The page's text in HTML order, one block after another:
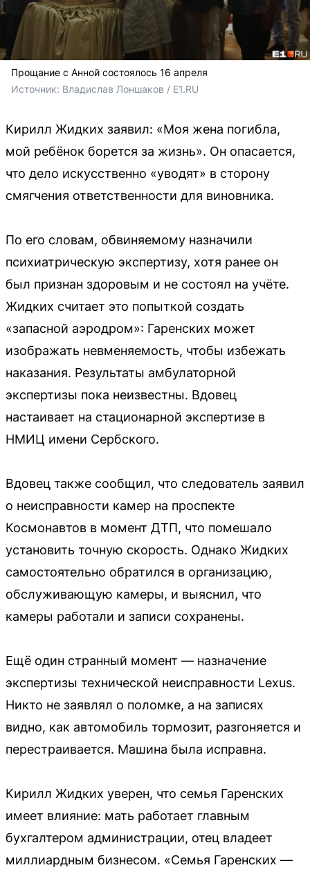
Прощание с Анной состоялось 16 апреля
Источник: Владислав Лоншаков / E1.RU
Кирилл Жидких заявил: «Моя жена погибла,
мой ребёнок борется за жизнь». Он опасается,
что дело искусственно «уводят» в сторону
смягчения ответственности для виновника.
По его словам, обвиняемому назначили
психиатрическую экспертизу, хотя ранее он
был признан здоровым и не состоял на учёте.
Жидких считает это попыткой создать
«запасной аэродром»: Гаренских может
изображать невменяемость, чтобы избежать
наказания. Результаты амбулаторной
экспертизы пока неизвестны. Вдовец
настаивает на стационарной экспертизе в
НМИЦ имени Сербского.
Вдовец также сообщил, что следователь заявил
о неисправности камер на проспекте
Космонавтов в момент ДТП, что помешало
установить точную скорость. Однако Жидких
самостоятельно обратился в организацию,
обслуживающую камеры, и выяснил, что
камеры работали и записи сохранены.
Ещё один странный момент — назначение
экспертизы технической неисправности Lexus.
Никто не заявлял о поломке, а на записях
видно, как автомобиль тормозит, разгоняется и
перестраивается. Машина была исправна.
Кирилл Жидких уверен, что семья Гаренских
имеет влияние: мать работает главным
бухгалтером администрации, отец владеет
миллиардным бизнесом. «Семья Гаренских —